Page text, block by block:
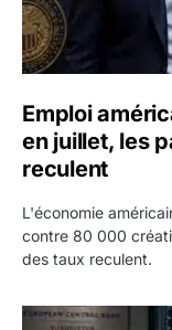
Emploi
en juillet, les
reculent
L'économie
contre 80 000
des taux reculent.
Yen :